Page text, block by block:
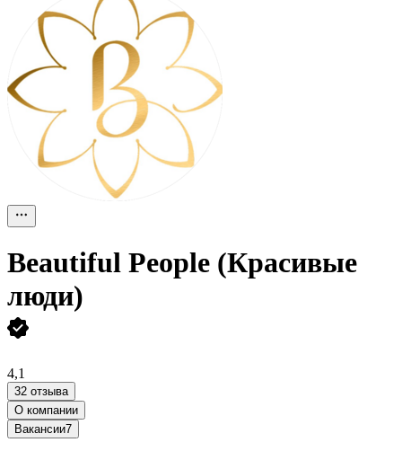
Beautiful People (Красивые
люди)
4,1
32 отзыва
О компании
Вакансии7